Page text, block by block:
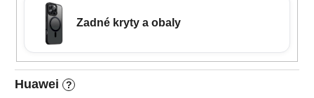
Zadné kryty a obaly
Huawei ?